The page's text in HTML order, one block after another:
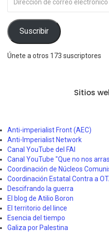
de
correo
electrónico
Suscribir
Únete a otros 173 suscriptores
Sitios
Anti-imperialist Front (AEC)
Anti-Imperialist Network
Canal YouTube del FAI
Canal YouTube "Que no nos
Coordinación de Núcleos
Coordinación Estatal Contra a
Descifrando la guerra
El blog de Atilio Boron
El territorio del lince
Esencia del tiempo
Galiza por Palestina